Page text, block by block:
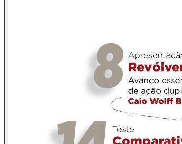
Em ano eleitoral, é preciso ficar ainda atento ao
duramente golpeada diariamente. E o que é pior, que
campanha do desarmamento. E, isso citando, se há
fácil e falso do desarmamento. Nos últimos meses
estão transformando a luta contra o malfadado
Em recente palestra, o conceituado Jurista Adilson
dificação da legislação atual. Concordo plenamente
Presidente do Movimento Viva Brasil